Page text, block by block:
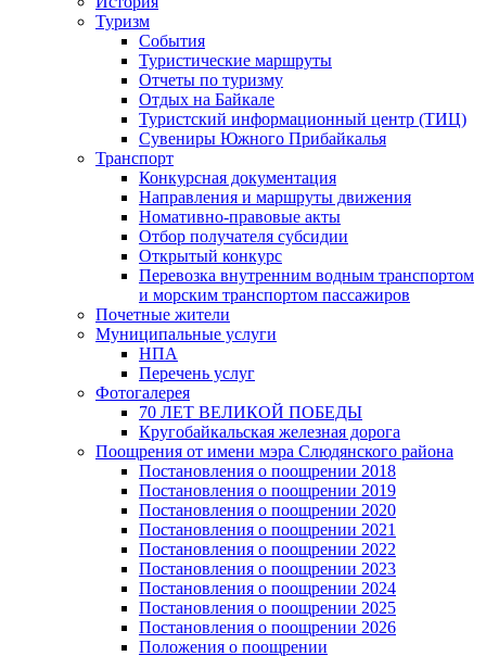
Туризм
События
Туристические маршруты
Отчеты по туризму
Отдых на Байкале
Туристский информационный центр (ТИЦ)
Сувениры Южного Прибайкалья
Транспорт
Конкурсная документация
Направления и маршруты движения
Номативно-правовые акты
Отбор получателя субсидии
Открытый конкурс
Перевозка внутренним водным транспортом
и морским транспортом пассажиров
Почетные жители
Муниципальные услуги
НПА
Перечень услуг
Фотогалерея
70 ЛЕТ ВЕЛИКОЙ ПОБЕДЫ
Кругобайкальская железная дорога
Поощрения от имени мэра Слюдянского района
Постановления о поощрении 2018
Постановления о поощрении 2019
Постановления о поощрении 2020
Постановления о поощрении 2021
Постановления о поощрении 2022
Постановления о поощрении 2023
Постановления о поощрении 2024
Постановления о поощрении 2025
Постановления о поощрении 2026
Положения о поощрении